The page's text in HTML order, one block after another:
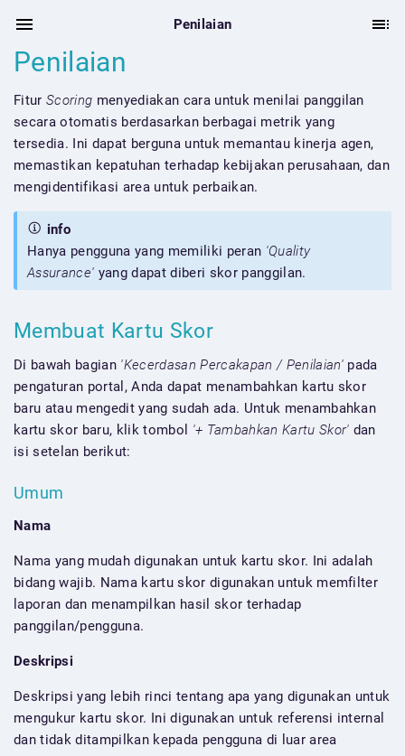
Penilaian
Penilaian
Fitur Scoring menyediakan cara untuk menilai panggilan
secara otomatis berdasarkan berbagai metrik yang
tersedia. Ini dapat berguna untuk memantau kinerja agen,
memastikan kepatuhan terhadap kebijakan perusahaan, dan
mengidentifikasi area untuk perbaikan.
info
Hanya pengguna yang memiliki peran 'Quality
Assurance' yang dapat diberi skor panggilan.
Membuat Kartu Skor
Di bawah bagian 'Kecerdasan Percakapan / Penilaian'pada
pengaturan portal, Anda dapat menambahkan kartu skor
baru atau mengedit yang sudah ada. Untuk menambahkan
kartu skor baru, klik tombol '+ Tambahkan Kartu Skor' dan
isi setelan berikut:
Umum
Nama
Nama yang mudah digunakan untuk kartu skor. Ini adalah
bidang wajib. Nama kartu skor digunakan untuk memfilter
laporan dan menampilkan hasil skor terhadap
panggilan/pengguna.
Deskripsi
Deskripsi yang lebih rinci tentang apa yang digunakan untuk
mengukur kartu skor. Ini digunakan untuk referensi internal
dan tidak ditampilkan kepada pengguna di luar area